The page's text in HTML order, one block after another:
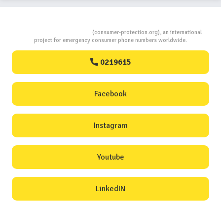
(consumer-protection.org), an international
project for emergency consumer phone numbers worldwide.
0219615
Facebook
Instagram
Youtube
LinkedIN